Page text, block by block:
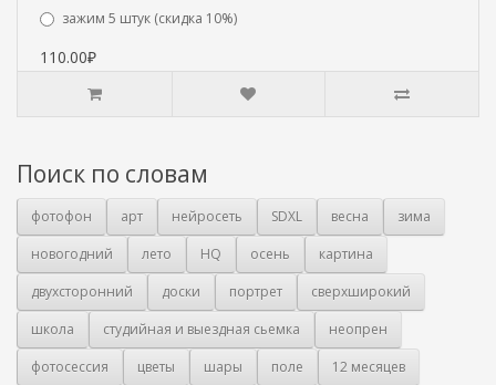
зажим 5 штук (скидка 10%)
110.00₽
Поиск по словам
фотофон арт нейросеть SDXL весна
зима
новогодний
лето HQ осень
картина
двухсторонний
доски портрет
сверхширокий
школа
студийная и выездная сьемка
неопрен
фотосессия
цветы шары поле
12 месяцев